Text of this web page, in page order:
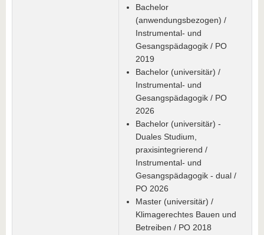
Bachelor
(anwendungsbezogen) /
Instrumental- und
Gesangspädagogik / PO
2019
Bachelor (universitär) /
Instrumental- und
Gesangspädagogik / PO
2026
Bachelor (universitär) -
Duales Studium,
praxisintegrierend /
Instrumental- und
Gesangspädagogik - dual /
PO 2026
Master (universitär) /
Klimagerechtes Bauen und
Betreiben / PO 2018